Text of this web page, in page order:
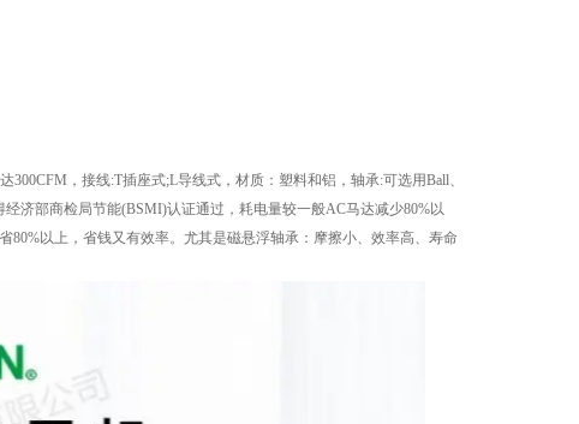
，接线:T插座式;L导线式，材质：塑料和铝，轴承:可选用Ball、
济部商检局节能(BSMI)认证通过，耗电量较一般AC马达减少80%以
80%以上，省钱又有效率。尤其是磁悬浮轴承：摩擦小、效率高、寿命